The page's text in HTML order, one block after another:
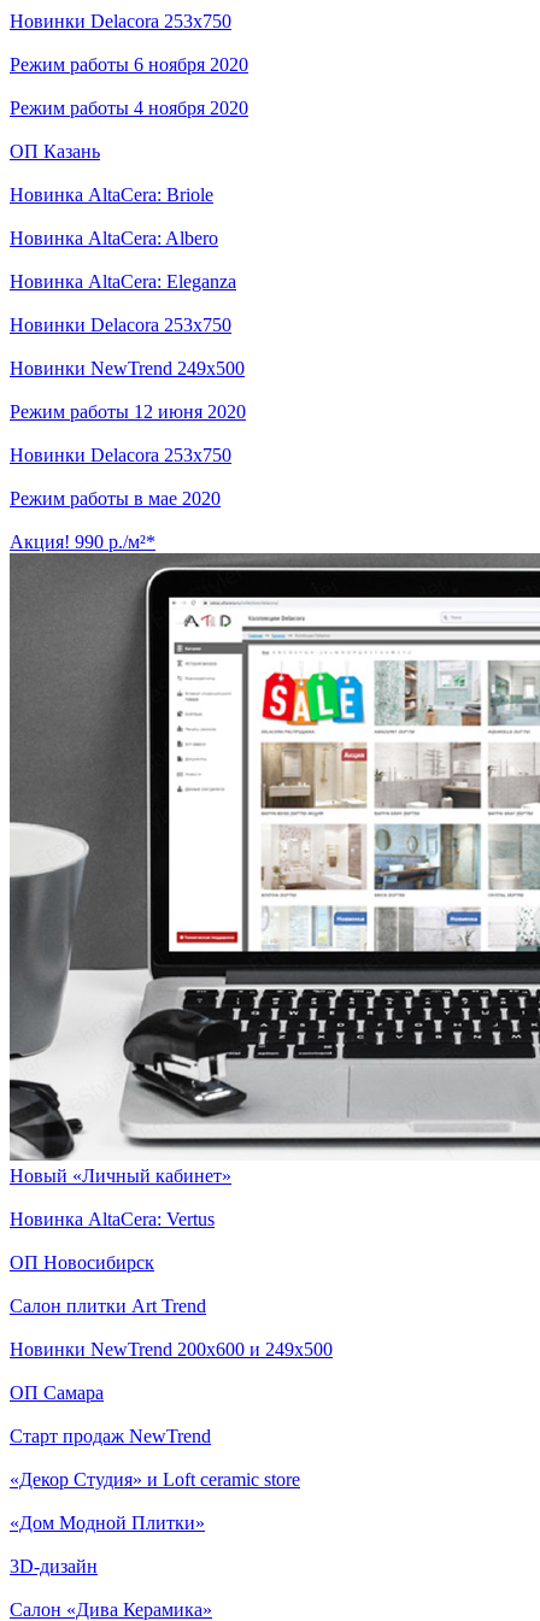
Новинки Delacora 253x750
Режим работы 6 ноября 2020
Режим работы 4 ноября 2020
ОП Казань
Новинка AltaCera: Briole
Новинка AltaCera: Albero
Новинка AltaCera: Eleganza
Новинки Delacora 253x750
Новинки NewTrend 249x500
Режим работы 12 июня 2020
Новинки Delacora 253x750
Режим работы в мае 2020
Акция! 990 р./м²*
Новый «Личный кабинет»
Новинка AltaCera: Vertus
ОП Новосибирск
Салон плитки Art Trend
Новинки NewTrend 200x600 и 249x500
ОП Самара
Старт продаж NewTrend
«Декор Студия» и Loft ceramic store
«Дом Модной Плитки»
3D-дизайн
Салон «Дива Керамика»